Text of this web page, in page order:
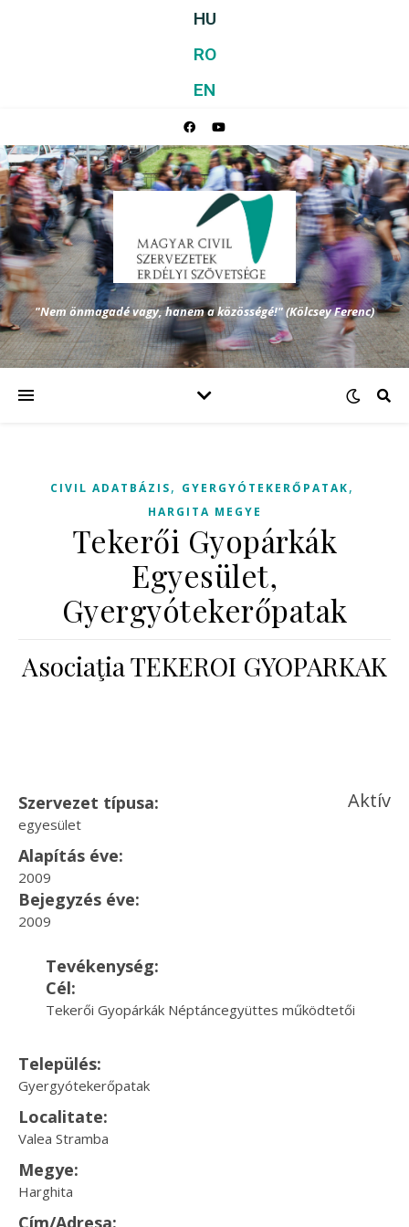
HU
RO
EN
"Nem önmagadé vagy, hanem a közösségé!" (Kölcsey Ferenc)
CIVIL ADATBÁZIS, GYERGYÓTEKERŐPATAK,
HARGITA MEGYE
Tekerői Gyopárkák
Egyesület,
Gyergyótekerőpatak
Asociaţia TEKEROI GYOPARKAK
Szervezet típusa:
egyesület
Aktív
Alapítás éve:
2009
Bejegyzés éve:
2009
Tevékenység:
Cél:
Tekerői Gyopárkák Néptáncegyüttes működtetői
Település:
Gyergyótekerőpatak
Localitate:
Valea Stramba
Megye:
Harghita
Cím/Adresa: